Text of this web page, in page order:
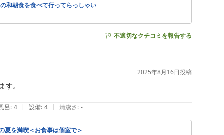
和朝食を食べて行ってらっしゃい
不適切なクチコミを報告する
2025年8月16日投稿
す。
呂: 4 | 設備: 4 | 清潔さ: -
夏を満喫＜お食事は個室で＞